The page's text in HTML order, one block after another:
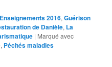
Enseignements 2016,Guérison
de Danièle, La
| Marqué avec
, Péchés maladies